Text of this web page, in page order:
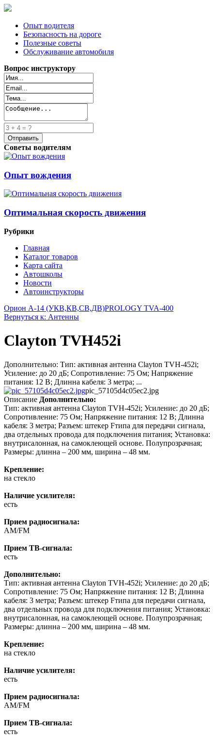
Опыт водителя
Безопасность на дороге
Полезные советы
Обслуживание автомобиля
Вопрос инструктору
Советы водителям
Опыт вождения
Оптимальная скорость движения
Рубрики
Главная
Каталог товаров
Карта сайта
Автошколы
Новости
Автоинструкторы
Орион А-14 (УКВ,КВ,СВ,ДВ)PROLOGY TVA-400
Вернуться к: Антенны
Clayton TVH452i
Дополнительно: Тип: активная антенна Clayton TVH-452i;
Усиление: до 20 дБ; Сопротивление: 75 Ом; Напряжение
питания: 12 В; Длинна кабеля: 3 метра; ...
pic_57105d4c05ec2.jpg
Описание Дополнительно:
Тип: активная антенна Clayton TVH-452i; Усиление: до 20 дБ;
Сопротивление: 75 Ом; Напряжение питания: 12 В; Длинна
кабеля: 3 метра; Разъем: штекер Fтипа для передачи сигнала,
два отдельных провода для подключения питания; Установка:
внутрисалонная, на самоклеющей основе. Полупрозрачная;
Размеры: длинна – 200 мм, ширина – 48 мм.
Крепление:
на стекло
Наличие усилителя:
есть
Прием радиосигнала:
AM/FM
Прием ТВ-сигнала:
есть
Дополнительно:
Тип: активная антенна Clayton TVH-452i; Усиление: до 20 дБ;
Сопротивление: 75 Ом; Напряжение питания: 12 В; Длинна
кабеля: 3 метра; Разъем: штекер Fтипа для передачи сигнала,
два отдельных провода для подключения питания; Установка:
внутрисалонная, на самоклеющей основе. Полупрозрачная;
Размеры: длинна – 200 мм, ширина – 48 мм.
Крепление:
на стекло
Наличие усилителя:
есть
Прием радиосигнала:
AM/FM
Прием ТВ-сигнала:
есть